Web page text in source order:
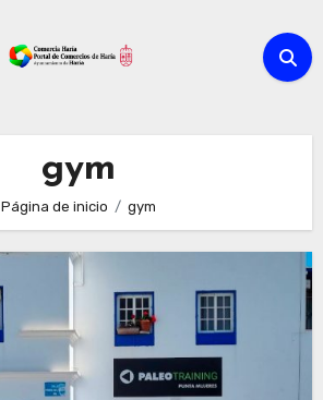
gym
Página de inicio gym